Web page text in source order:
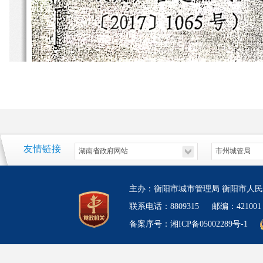
友情链接
主办：衡阳市城市管理局 衡阳市人
联系电话：8809315 邮编：
备案序号：湘ICP备05002289号-1